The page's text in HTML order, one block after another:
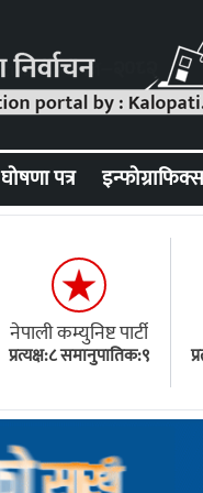
घोषणा पत्र इन्फोग्राफिक्स
नेपाली कम्युनिष्ट पार्टी
प्रत्यक्ष:८ समानुपातिक:९